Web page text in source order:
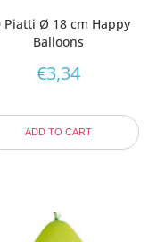
Piatti Ø 18 cm Happy
Balloons
€3,34
ADD TO CART